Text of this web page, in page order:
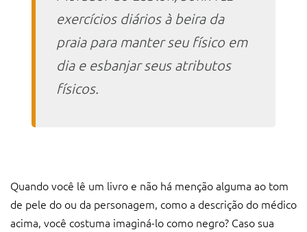
exercícios diários à beira da
praia para manter seu físico em
dia e esbanjar seus atributos
físicos.
Quando você lê um livro e não há menção alguma ao tom
de pele do ou da personagem, como a descrição do médico
acima, você costuma imaginá-lo como negro? Caso sua